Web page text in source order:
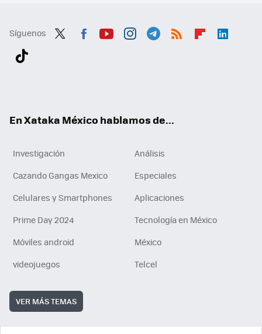
Síguenos
En Xataka México hablamos de...
Investigación
Análisis
Cazando Gangas Mexico
Especiales
Celulares y Smartphones
Aplicaciones
Prime Day 2024
Tecnología en México
Móviles android
México
videojuegos
Telcel
VER MÁS TEMAS